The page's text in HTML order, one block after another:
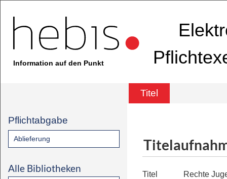
Information auf den Punkt
Titel
Pflichtabgabe
Ablieferung
Alle Bibliotheken
Titel
Rechte